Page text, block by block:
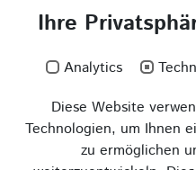
Ihre
Analytics
Diese Website
Technologien, um Ihnen
zu ermöglichen